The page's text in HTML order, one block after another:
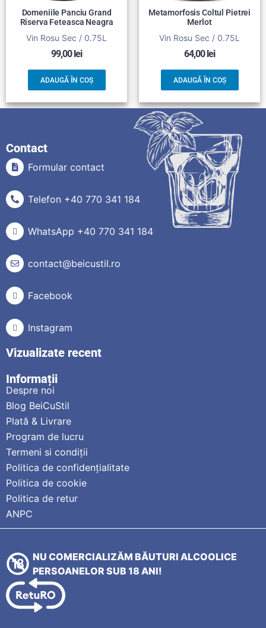
Domeniile Panciu Grand
Riserva Feteasca Neagra
Vin Rosu Sec / 0.75L
99,00lei
ADAUGĂ ÎN COȘ
Metamorfosis Coltul Pietrei
Merlot
Vin Rosu Sec / 0.75L
64,00lei
ADAUGĂ ÎN COȘ
Contact
Formular contact
Telefon +40 770 341 184
WhatsApp +40 770 341 184
contact@beicustil.ro
Facebook
Instagram
Vizualizate recent
Informații
Despre noi
Blog BeiCuStil
Plată & Livrare
Program de lucru
Termeni si condiții
Politica de confidențialitate
Politica de cookie
Politica de retur
ANPC
NU COMERCIALIZĂM BĂUTURI ALCOOLICE
PERSOANELOR SUB 18 ANI!